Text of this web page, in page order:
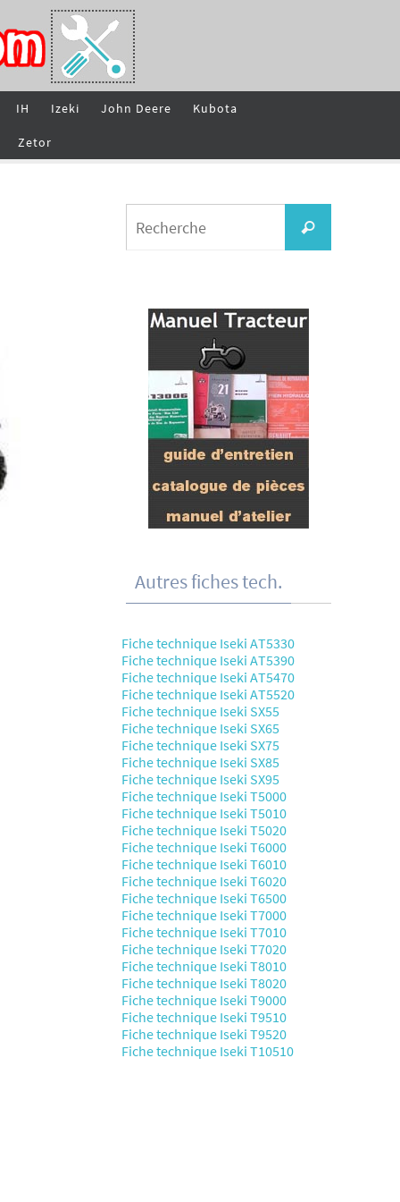
IH Izeki John Deere Kubota
Zetor
Recherche
Autres fiches tech.
Fiche technique Iseki AT5330
Fiche technique Iseki AT5390
Fiche technique Iseki AT5470
Fiche technique Iseki AT5520
Fiche technique Iseki SX55
Fiche technique Iseki SX65
Fiche technique Iseki SX75
Fiche technique Iseki SX85
Fiche technique Iseki SX95
Fiche technique Iseki T5000
Fiche technique Iseki T5010
Fiche technique Iseki T5020
Fiche technique Iseki T6000
Fiche technique Iseki T6010
Fiche technique Iseki T6020
Fiche technique Iseki T6500
Fiche technique Iseki T7000
Fiche technique Iseki T7010
Fiche technique Iseki T7020
Fiche technique Iseki T8010
Fiche technique Iseki T8020
Fiche technique Iseki T9000
Fiche technique Iseki T9510
Fiche technique Iseki T9520
Fiche technique Iseki T10510